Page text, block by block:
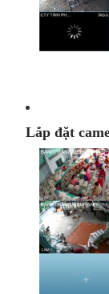
Lắp đặt